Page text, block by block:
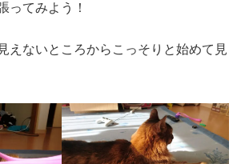
ってみよう！
えないところからこっそりと始めて見